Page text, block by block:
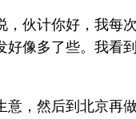
伙计你好，我
像多了些。我
，然后到北京